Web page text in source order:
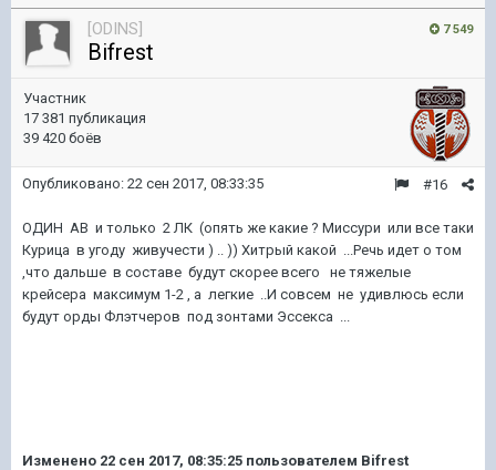
7 549
[ODINS]
Bifrest
Участник
17 381 публикация
39 420 боёв
#16
Опубликовано: 22 сен 2017, 08:33:35
ОДИН АВ и только 2 ЛК (опять же какие ? Миссури или все таки
Курица в угоду живучести ) .. )) Хитрый какой ...Речь идет о том
,что дальше в составе будут скорее всего не тяжелые
крейсера максимум 1-2 , а легкие ..И совсем не удивлюсь если
будут орды Флэтчеров под зонтами Эссекса ...
Изменено 22 сен 2017, 08:35:25 пользователем Bifrest